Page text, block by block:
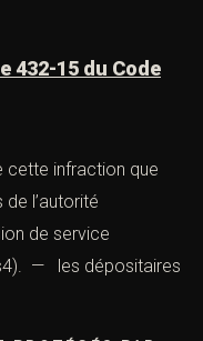
service public, un
ou soustraire un
privés, ou effets,
autre objet qui lui a
ou de samission
négligence
permis ou
ou la
(article 432-